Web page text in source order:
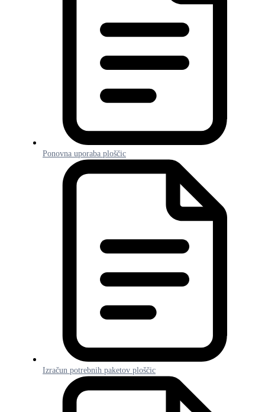
Ponovna uporaba ploščic
Izračun potrebnih paketov ploščic